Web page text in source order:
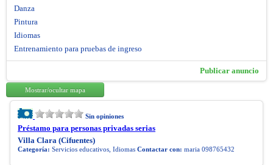
Danza
Pintura
Idiomas
Entrenamiento para pruebas de ingreso
Publicar anuncio
Mostrar/ocultar mapa
Sin opiniones
Préstamo para personas privadas serias
Villa Clara (Cifuentes)
Categoría: Servicios educativos, Idiomas Contactar con: maria 098765432